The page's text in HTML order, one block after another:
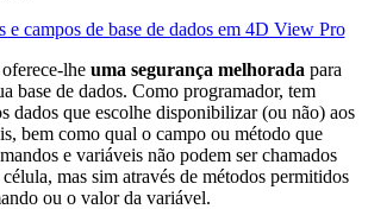
campos de base de dados em 4D View Pro
lhe uma segurança melhorada para
base de dados. Como programador, tem
dados que escolhe disponibilizar (ou não) aos
bem como qual o campo ou método que
e variáveis não podem ser chamados
mas sim através de métodos permitidos
ou o valor da variável.